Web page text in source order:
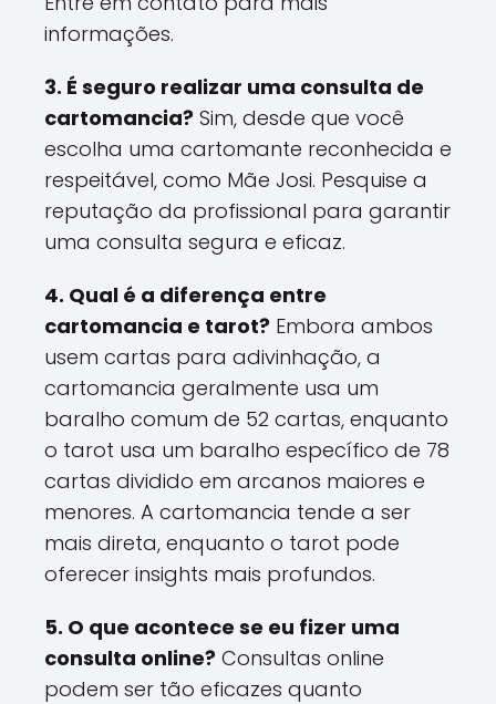
informações.
3. É seguro realizar uma consulta de
cartomancia? Sim, desde que você
escolha uma cartomante reconhecida e
respeitável, como Mãe Josi. Pesquise a
reputação da profissional para garantir
uma consulta segura e eficaz.
4. Qual é a diferença entre
cartomancia e tarot? Embora ambos
usem cartas para adivinhação, a
cartomancia geralmente usa um
baralho comum de 52 cartas, enquanto
o tarot usa um baralho específico de 78
cartas dividido em arcanos maiores e
menores. A cartomancia tende a ser
mais direta, enquanto o tarot pode
oferecer insights mais profundos​.
5. O que acontece se eu fizer uma
consulta online? Consultas online
podem ser tão eficazes quanto